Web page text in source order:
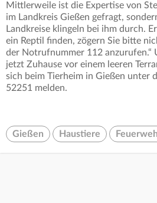
Mittlerweile ist die Expertise von
im Landkreis Gießen gefragt,
Landkreise klingeln bei ihm durch.
ein Reptil finden, zögern Sie bitte
der Notrufnummer 112 anzurufen.“
jetzt Zuhause vor einem leeren
sich beim Tierheim in Gießen unter
52251 melden.
Gießen Haustiere